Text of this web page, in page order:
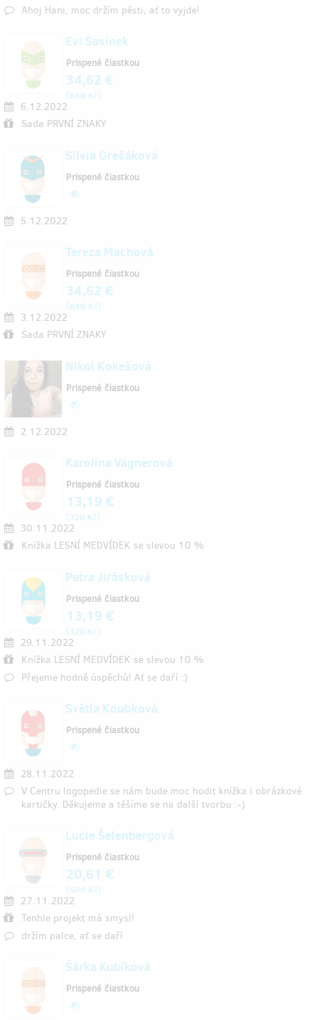
Ahoj Hani, moc držím pěsti, ať to vyjde!
Evi Sasínek
6.12.2022
Sada PRVNÍ ZNAKY
Prispené čiastkou
34,62 €
(840 Kč)
Silvia Grešáková
5.12.2022
Prispené čiastkou
Tereza Machová
3.12.2022
Sada PRVNÍ ZNAKY
Prispené čiastkou
34,62 €
(840 Kč)
Nikol Kokešová
2.12.2022
Prispené čiastkou
Karolína Vágnerová
30.11.2022
Knížka LESNÍ MEDVÍDEK se slevou 10 %
Prispené čiastkou
13,19 €
(320 Kč)
Petra Jirásková
29.11.2022
Knížka LESNÍ MEDVÍDEK se slevou 10 %
Přejeme hodně úspěchů! Ať se daří :)
Prispené čiastkou
13,19 €
(320 Kč)
Světla Koubková
28.11.2022
V Centru logopedie se nám bude moc hodit knížka i obrázkové
kartičky. Děkujeme a těšíme se na další tvorbu :-)
Prispené čiastkou
Lucie Šelenbergová
27.11.2022
Tenhle projekt má smysl!
držím palce, ať se daří
Prispené čiastkou
20,61 €
(500 Kč)
Šárka Kubíková
Prispené čiastkou